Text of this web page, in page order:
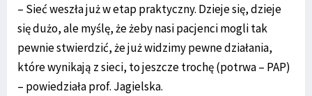
– Sieć weszła już w etap praktyczny. Dzieje się, dzieje
się dużo, ale myślę, że żeby nasi pacjenci mogli tak
pewnie stwierdzić, że już widzimy pewne działania,
które wynikają z sieci, to jeszcze trochę (potrwa – PAP)
– powiedziała prof. Jagielska.